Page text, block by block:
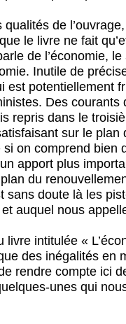
de
le livre ne fait
de l’économie,
Inutile de
est potentiellement
Des
repris dans le
sur le
on comprend bien
apport plus
du
sans doute là les
auquel nous
livre intitulée «
des inégalités en
rendre compte ici
unes qui